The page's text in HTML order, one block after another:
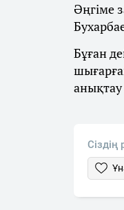
Әңгіме
Бұған
Сіздің